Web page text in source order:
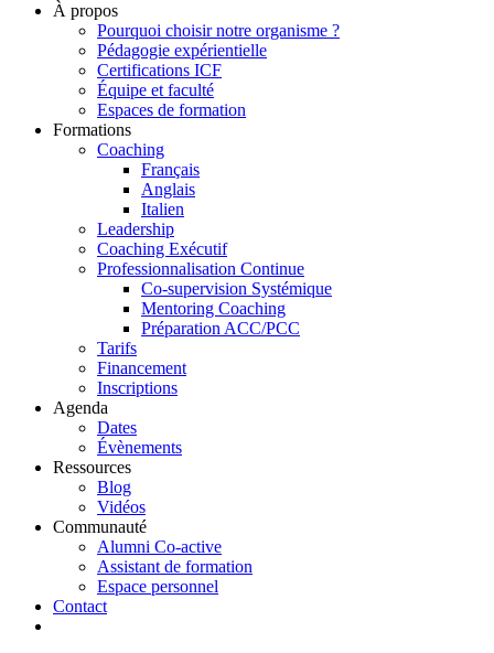
À propos
Pourquoi choisir notre organisme ?
Pédagogie expérientielle
Certifications ICF
Équipe et faculté
Espaces de formation
Formations
Coaching
Français
Anglais
Italien
Leadership
Coaching Exécutif
Professionnalisation Continue
Co-supervision Systémique
Mentoring Coaching
Préparation ACC/PCC
Tarifs
Financement
Inscriptions
Agenda
Dates
Évènements
Ressources
Blog
Vidéos
Communauté
Alumni Co-active
Assistant de formation
Espace personnel
Contact